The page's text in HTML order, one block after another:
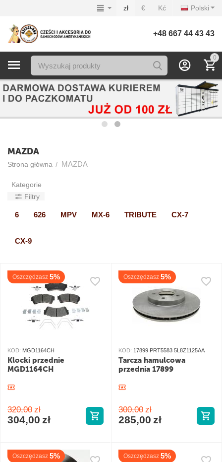
Polski
zł € Kć
+48 667 44 43 43
0
MAZDA
Strona główna / MAZDA
Kategorie
Filtry
6 626 MPV MX-6 TRIBUTE CX-7
CX-9
Oszczędzasz 5%
KOD: MGD1164CH
Klocki przednie
MGD1164CH
320,00 zł
304,00 zł
Oszczędzasz 5%
KOD: 17899 PRT5583 5L8Z1125AA
Tarcza hamulcowa
przednia 17899
300,00 zł
285,00 zł
Oszczędzasz 5% Oszczędzasz 5%